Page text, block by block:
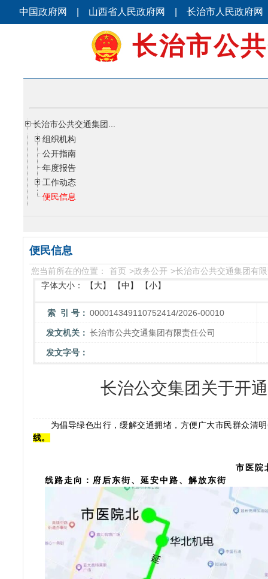
中国政府网 山西省人民政府网 长治市人民政府网
长治市公
长治市公共交通集团...
组织机构
公开指南
年度报告
工作动态
便民信息
便民信息
您当前所在的位置： 首页 >政务公开 >长治市公共交通集团有
字体大小：
【大】 【中】 【小】
索 引 号： 000014349110752414/2026-00010
发文机关： 长治市公共交通集团有限责任公司
发文字号：
长治公交集团关于开
为倡导绿色出行，缓解交通拥堵，方便广大市民群众清明
线。
市医
线路走向： 府后东街、延安中路、解放东街